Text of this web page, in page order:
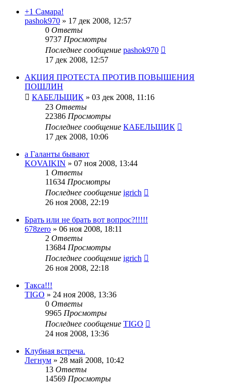
+1 Самара!
pashok970 » 17 дек 2008, 12:57
0 Ответы
9737 Просмотры
Последнее сообщение pashok970
17 дек 2008, 12:57
АКЦИЯ ПРОТЕСТА ПРОТИВ ПОВЫШЕНИЯ
ПОШЛИН
КАБЕЛЬЩИК » 03 дек 2008, 11:16
23 Ответы
22386 Просмотры
Последнее сообщение КАБЕЛЬЩИК
17 дек 2008, 10:06
а Галанты бывают
KOVAIKIN » 07 ноя 2008, 13:44
1 Ответы
11634 Просмотры
Последнее сообщение igrich
26 ноя 2008, 22:19
Брать или не брать вот вопрос?!!!!!
678zero » 06 ноя 2008, 18:11
2 Ответы
13684 Просмотры
Последнее сообщение igrich
26 ноя 2008, 22:18
Такса!!!
TIGO » 24 ноя 2008, 13:36
0 Ответы
9965 Просмотры
Последнее сообщение TIGO
24 ноя 2008, 13:36
Клубная встреча.
Легнум » 28 май 2008, 10:42
13 Ответы
14569 Просмотры